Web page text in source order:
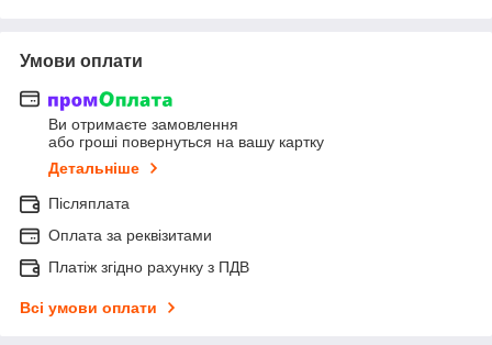
Умови оплати
Ви отримаєте замовлення
або гроші повернуться на вашу картку
Детальніше
Післяплата
Оплата за реквізитами
Платіж згідно рахунку з ПДВ
Всі умови оплати